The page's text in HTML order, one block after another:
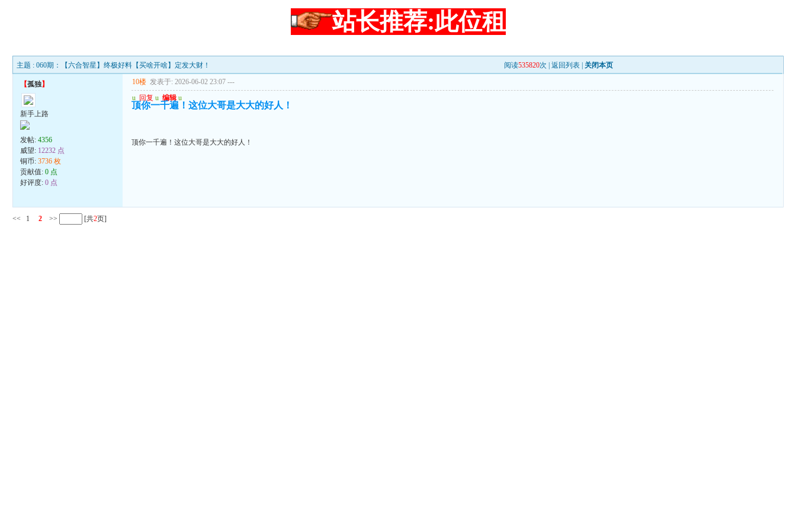
站长推荐:此位租
主题 : 060期：【六合智星】终极好料【买啥开啥】定发大财！ 阅读535820次 |返回列表 关闭本页
【孤独】
新手上路
发帖:4356
威望: 12232 点
铜币:3736 枚
贡献值:0 点
好评度:0 点
10楼 发表于: 2026-06-02 23:07 ---
u 回复 u 编辑 u
顶你一千遍！这位大哥是大大的好人！
顶你一千遍！这位大哥是大大的好人！
<< 1 2 >> [共2页]